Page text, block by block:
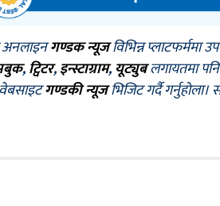
अनलाइनगण्डक न्यूजविभिन्न प्लाटफर्ममा
,ट्विटर,इन्स्टाग्राम, यूट्युबलगायतमा
वेबसाइटगण्डकी न्यूजभिजिट गर्दै गर्नुहोला।